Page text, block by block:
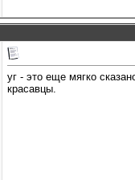
уг - это еще мягко
красавцы.